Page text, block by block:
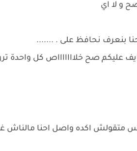
و لا اي
بنعرف نحافظ على . .......
عليكم صح خلاااااااص كل واحدة
متقولش اكده واصل احنا مالناش